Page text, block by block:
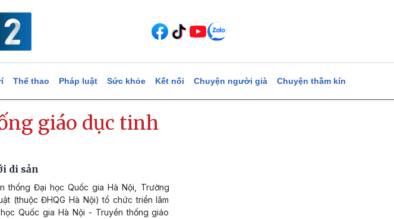
Thể thao Pháp luật Sức khỏe Kết nối Chuyện người già Chuyện thầm kín
giáo dục tinh
di sản
thống Đại học Quốc gia Hà Nội, Trường
(thuộc ĐHQG Hà Nội) tổ chức triển lãm
Quốc gia Hà Nội - Truyền thống giáo